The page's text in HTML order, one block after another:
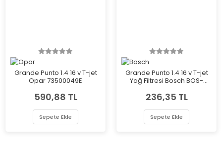
Grande Punto 1.4 16 v T-jet
Opar 73500049E
590,88 TL
Sepete Ekle
Grande Punto 1.4 16 v T-jet
Yağ Filtresi Bosch BOS-
236,35 TL
Sepete Ekle